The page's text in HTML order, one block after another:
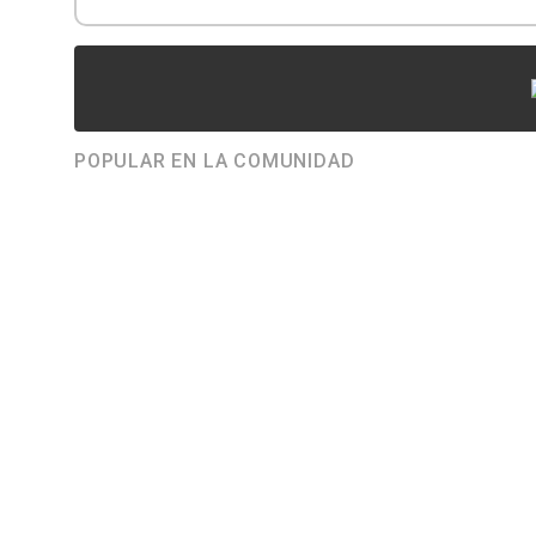
POPULAR EN LA COMUNIDAD